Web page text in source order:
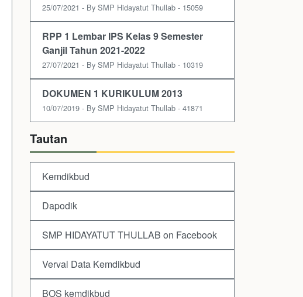
25/07/2021 - By SMP Hidayatut Thullab - 15059
RPP 1 Lembar IPS Kelas 9 Semester
Ganjil Tahun 2021-2022
27/07/2021 - By SMP Hidayatut Thullab - 10319
DOKUMEN 1 KURIKULUM 2013
10/07/2019 - By SMP Hidayatut Thullab - 41871
Tautan
Kemdikbud
Dapodik
SMP HIDAYATUT THULLAB on Facebook
Verval Data Kemdikbud
BOS kemdikbud